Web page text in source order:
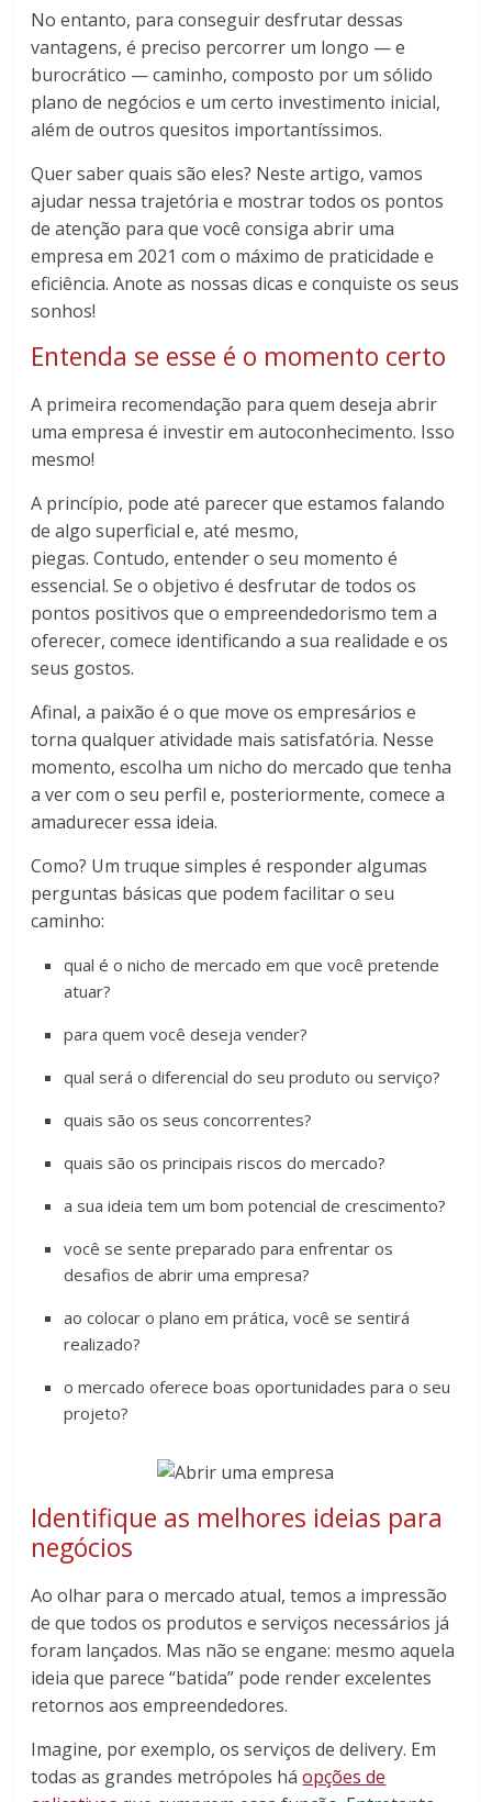
No entanto, para conseguir desfrutar dessas
vantagens, é preciso percorrer um longo — e
burocrático — caminho, composto por um sólido
plano de negócios e um certo investimento inicial,
além de outros quesitos importantíssimos.
Quer saber quais são eles? Neste artigo, vamos
ajudar nessa trajetória e mostrar todos os pontos
de atenção para que você consiga abrir uma
empresa em 2021 com o máximo de praticidade e
eficiência. Anote as nossas dicas e conquiste os seus
sonhos!
Entenda se esse é o momento certo
A primeira recomendação para quem deseja abrir
uma empresa é investir em autoconhecimento. Isso
mesmo!
A princípio, pode até parecer que estamos falando
de algo superficial e, até mesmo,
piegas. Contudo, entender o seu momento é
essencial. Se o objetivo é desfrutar de todos os
pontos positivos que o empreendedorismo tem a
oferecer, comece identificando a sua realidade e os
seus gostos.
Afinal, a paixão é o que move os empresários e
torna qualquer atividade mais satisfatória. Nesse
momento, escolha um nicho do mercado que tenha
a ver com o seu perfil e, posteriormente, comece a
amadurecer essa ideia.
Como? Um truque simples é responder algumas
perguntas básicas que podem facilitar o seu
caminho:
qual é o nicho de mercado em que você pretende
atuar?
para quem você deseja vender?
qual será o diferencial do seu produto ou serviço?
quais são os seus concorrentes?
quais são os principais riscos do mercado?
a sua ideia tem um bom potencial de crescimento?
você se sente preparado para enfrentar os
desafios de abrir uma empresa?
ao colocar o plano em prática, você se sentirá
realizado?
o mercado oferece boas oportunidades para o seu
projeto?
Identifique as melhores ideias para
negócios
Ao olhar para o mercado atual, temos a impressão
de que todos os produtos e serviços necessários já
foram lançados. Mas não se engane: mesmo aquela
ideia que parece “batida” pode render excelentes
retornos aos empreendedores.
Imagine, por exemplo, os serviços de delivery. Em
todas as grandes metrópoles háopções de